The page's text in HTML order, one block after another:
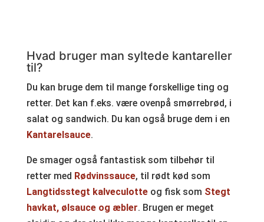
Hvad bruger man syltede kantareller
til?
Du kan bruge dem til mange forskellige ting og
retter. Det kan f.eks. være ovenpå smørrebrød, i
salat og sandwich. Du kan også bruge dem i en
Kantarelsauce.
De smager også fantastisk som tilbehør til
retter med Rødvinssauce, til rødt kød som
Langtidsstegt kalveculotteog fisk som Stegt
havkat, ølsauce og æbler. Brugen er meget